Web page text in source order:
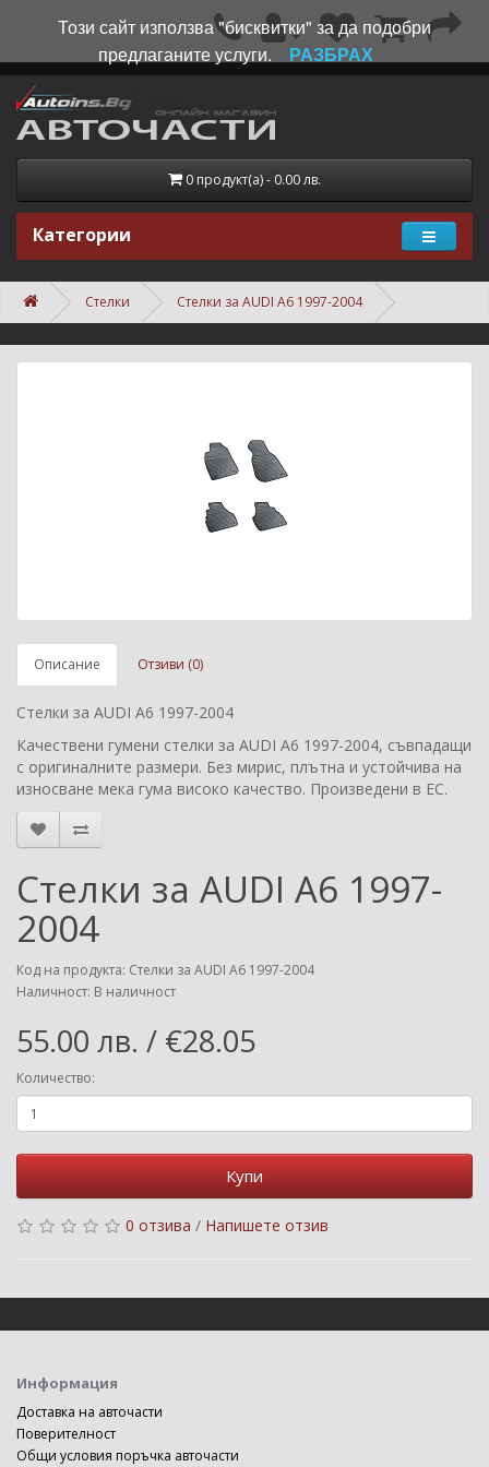
0 продукт(а) - 0.00 лв.
Категории
Стелки Стелки за AUDI A6 1997-2004
Описание Отзиви (0)
Стелки за AUDI A6 1997-2004
Качествени гумени стелки за AUDI A6 1997-2004, съвпадащи
с оригиналните размери. Без мирис, плътна и устойчива на
износване мека гума високо качество. Произведени в ЕС.
Стелки за AUDI A6 1997-
2004
Код на продукта: Стелки за AUDI A6 1997-2004
Наличност: В наличност
55.00 лв. / €28.05
Количество:
Купи
0 отзива / Напишете отзив
Информация
Доставка на авточасти
Поверителност
Общи условия поръчка авточасти
Този сайт използва "бисквитки" за да подобри
предлаганите услуги.
РАЗБРАХ